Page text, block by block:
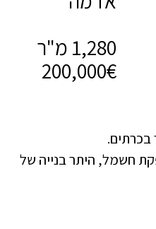
200,000€
חשמל, היתר בנייה של